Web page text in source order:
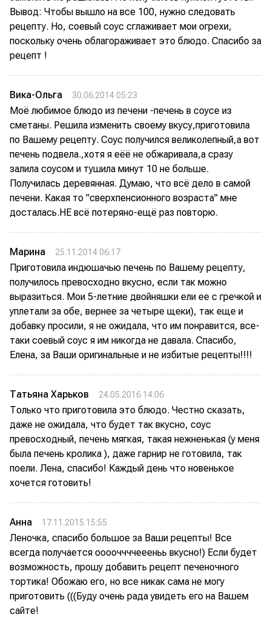
Вывод: Чтобы вышло на все 100, нужно следовать
рецепту. Но, соевый соус сглаживает мои огрехи,
поскольку очень облагораживает это блюдо. Спасибо за
рецепт !
Вика-Ольга 30.06.2014 05:23
Моё любимое блюдо из печени -печень в соусе из
сметаны. Решила изменить своему вкусу,приготовила
по Вашему рецепту. Соус получился великолепный,а вот
печень подвела.,хотя я еёё не обжаривала,а сразу
залила соусом и тушила минут 10 не больше.
Получилась деревянная. Думаю, что всё дело в самой
печени. Какая то "сверхпенсионного возраста" мне
досталась.НЕ всё потеряно-ещё раз повторю.
Марина 25.11.2014 06:17
Приготовила индюшачью печень по Вашему рецепту,
получилось превосходно вкусно, если так можно
выразиться. Мои 5-летние двойняшки ели ее с гречкой и
уплетали за обе, вернее за четыре щеки), так еще и
добавку просили, я не ожидала, что им понравится, все-
таки соевый соус я им никогда не давала. Спасибо,
Елена, за Ваши оригинальные и не избитые рецепты!!!!
Татьяна Харьков 24.05.2016 14:06
Только что приготовила это блюдо. Честно сказать,
даже не ожидала, что будет так вкусно, соус
превосходный, печень мягкая, такая нежненькая (у меня
была печень кролика ), даже гарнир не готовила, так
поели. Лена, спасибо! Каждый день что новенькое
хочется готовить!
Анна 17.11.2015 15:55
Леночка, спасибо большое за Ваши рецепты! Все
всегда получается ооооччччеееньь вкусно!) Если будет
возможность, прошу добавить рецепт печеночного
тортика! Обожаю его, но все никак сама не могу
приготовить (((Буду очень рада увидеть его на Вашем
сайте!